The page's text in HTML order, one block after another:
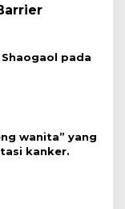
pada
wanita” yang
kanker.